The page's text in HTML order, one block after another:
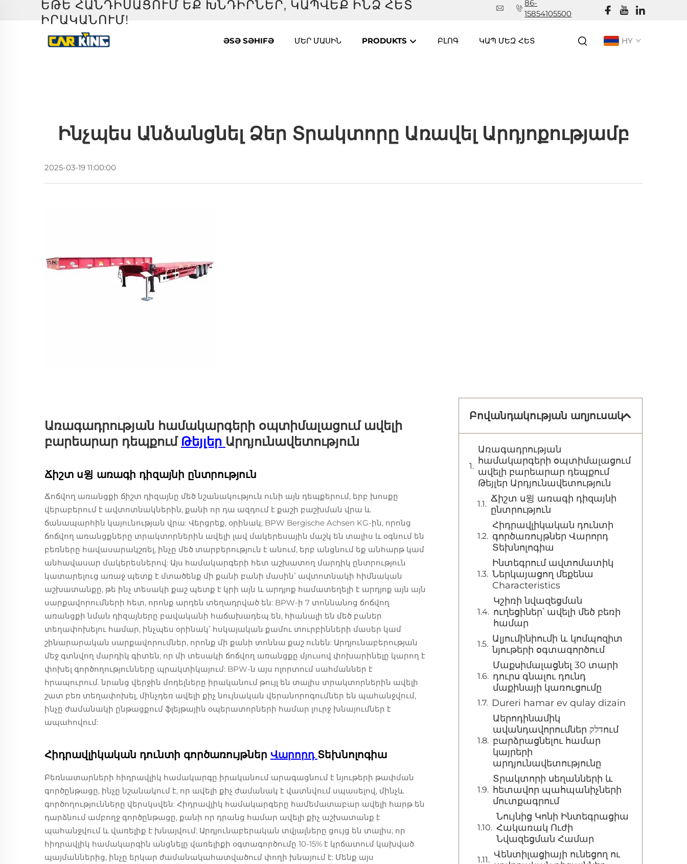
ԵԹԵ ՀԱՆԴԻՍԱՑՈՒՄ ԵՔ ԽՆԴԻՐՆԵՐ, ԿԱՊՎԵՔ ԻՆՁ ՀԵՏ
ԻՐԱԿԱՆՈՒՄ!
86-
15854105500
ƏSƏ SƏHIFƏ ՄԵՐ ՄԱՍԻՆ PRODUKTS ԲԼՈԳ ԿԱՊ ՄԵԶ ՀԵՏ HY
Ինչպես Անձանցնել Ձեր Տրակտորը Առավել Արդյոքությամբ
2025-03-19 11:00:00
Առագադրության համակարգերի օպտիմալացում ավելի
բարեարար դեպքում Թեյլեր Արդյունավետություն
Ճիշտ ս윙 առագի դիզայնի ընտրություն
Ճոճվող առանցքի ճիշտ դիզայնը մեծ նշանակություն ունի այն դեպքերում, երբ խոսքը
վերաբերում է ավտոտնակներին, քանի որ դա ազդում է քաշի բաշխման վրա և
ճանապարհին կայունության վրա: Վերցրեք, օրինակ, BPW Bergische Achsen KG-ին, որոնց
ճոճվող առանցքները տրակտորներին ավելի լավ մակերեսային մաշկ են տալիս և օգնում են
բեռները հավասարակշռել, ինչը մեծ տարբերություն է անում, երբ անցնում եք անհարթ կամ
անհավասար մակերեսներով: Այս համակարգերի հետ աշխատող մարդիկ ընտրություն
կատարելուց առաջ պետք է մտածենք մի քանի բանի մասին՝ ավտոտնակի հիմնական
աշխատանքը, թե ինչ տեսակի քաշ պետք է կրի այն և արդյոք համատեղելի է արդյոք այն այն
սարքավորումների հետ, որոնք արդեն տեղադրված են: BPW-ի 7 տոննանոց ճոճվող
առանցքի նման դիզայները բավականի հաճախադեպ են, հիանալի են մեծ բաներ
տեղափոխելու համար, ինչպես օրինակ՝ հսկայական քամու տուրբինների մասեր կամ
շինարարական սարքավորումներ, որոնք մի քանի տոննա քաշ ունեն: Արդյունաբերության
մեջ գտնվող մարդիկ գիտեն, որ մի տեսակի ճոճվող առանցքը մյուսով փոխարինելը կարող է
փոխել գործողությունները պրակտիկայում: BPW-ն այս ոլորտում սահմաններ է
հրապուրում. նրանց վերջին մոդելները իրականում թույլ են տալիս տրակտորներին ավելի
շատ բեռ տեղափոխել, մինչդեռ ավելի քիչ նույնական վերանորոգումներ են պահանջվում,
ինչը ժամանակի ընթացքում ֆլեյթային օպերատորների համար լուրջ խնայումներ է
ապահովում:
Հիդրավլիկական դունտի գործառույթներ Վարորդ Տեխնոլոգիա
Բեռնատարների հիդրավլիկ համակարգը իրականում արագացնում է նյութերի թափման
գործընթացը, ինչը նշանակում է, որ ավելի քիչ ժամանակ է վատնվում սպասելով, մինչև
գործողությունները վերսկսվեն: Հիդրավլիկ համակարգերը համեմատաբար ավելի հարթ են
դարձնում ամբողջ գործընթացը, քանի որ դրանց համար ավելի քիչ աշխատանք է
պահանջվում և վառելիք է խնայվում: Արդյունաբերական տվյալները ցույց են տալիս, որ
հիդրավլիկ համակարգին անցնելը վառելիքի օգտագործումը 10-15% է կրճատում կախված
պայմաններից, ինչը երկար ժամանակահատվածում փողի խնայում է: Մենք այս
Բովանդակության աղյուսակ
Առագադրության
համակարգերի օպտիմալացում
ավելի բարեարար դեպքում
Թեյլեր Արդյունավետություն
Ճիշտ ս윙 առագի դիզայնի
ընտրություն
Հիդրավլիկական դունտի
գործառույթներ Վարորդ
Տեխնոլոգիա
Ինտեգրում ավտոմատիկ
Ներկայացող մեքենա
Characteristics
Կշիռի նվազեցման
ուղեցիներ՝ ավելի մեծ բեռի
համար
Ալյումինիումի և կոմպոզիտ
նյութերի օգտագործում
Մաքսիմալացնել 30 տարի
դուրս գնալու դունդ
մաքինայի կառուցումը
Dureri hamar ev qulay dizain
Աերոդինամիկ
ավանդավորումներ דלקում
բարձրացնելու համար
կայրերի
արդյունավետությունը
Տրակտորի սեղանների և
հետավոր պահպանիչների
մուտքագրում
Նույնից Կոնի Ինտեգրացիա
Հակառակ Ուժի
Նվազեցման Համար
Վենտիլացիայի ունեցող ու